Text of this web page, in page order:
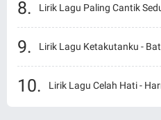
Lirik Lagu Paling Cantik
Lirik Lagu Ketakutanku -
Lirik Lagu Celah Hati -